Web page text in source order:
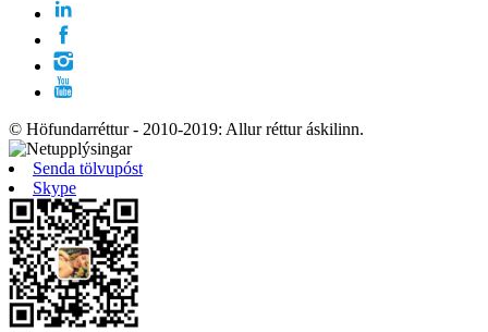
© Höfundarréttur - 2010-2019: Allur réttur áskilinn.
Senda tölvupóst
Skype